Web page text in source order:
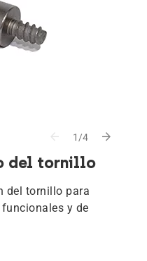
arrow_back 1/4 arrow_forward
del tornillo
del tornillo para
y de